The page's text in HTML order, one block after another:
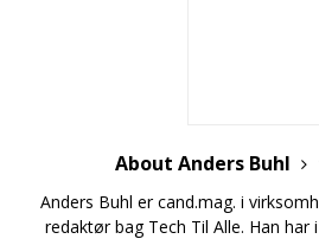
About Anders Buhl
Anders Buhl er cand.mag. i
redaktør bag Tech Til Alle. Han